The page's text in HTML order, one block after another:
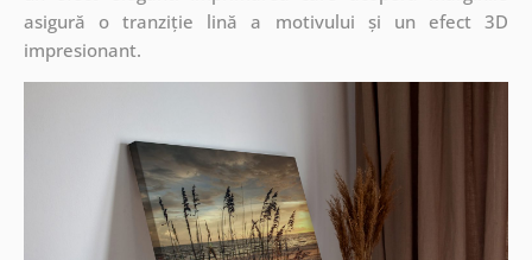
asigură o tranziție lină a motivului și un efect 3D
impresionant.